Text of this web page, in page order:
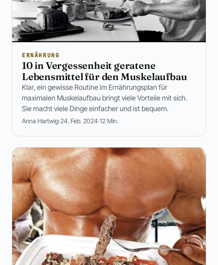
ERNÄHRUNG
10 in Vergessenheit geratene
Lebensmittel für den Muskelaufbau
Klar, ein gewisse Routine im Ernährungsplan für
maximalen Muskelaufbau bringt viele Vorteile mit sich.
Sie macht viele Dinge einfacher und ist bequem.
Anna Hartwig 24. Feb. 2024 12 Min.